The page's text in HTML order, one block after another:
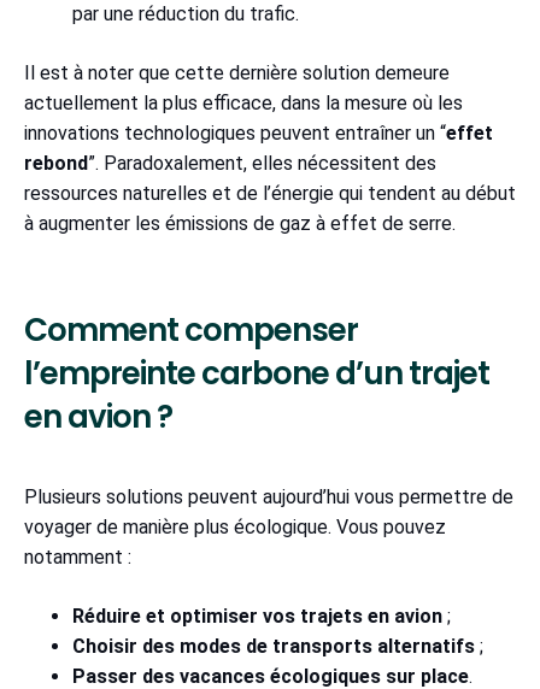
par une réduction du trafic.
Il est à noter que cette dernière solution demeure
actuellement la plus efficace, dans la mesure où les
innovations technologiques peuvent entraîner un “effet
rebond”. Paradoxalement, elles nécessitent des
ressources naturelles et de l’énergie qui tendent au début
à augmenter les émissions de gaz à effet de serre.
Comment compenser
l’empreinte carbone d’un trajet
en avion ?
Plusieurs solutions peuvent aujourd’hui vous permettre de
voyager de manière plus écologique. Vous pouvez
notamment :
Réduire et optimiser vos trajets en avion ;
Choisir des modes de transports alternatifs ;
Passer des vacances écologiques sur place.